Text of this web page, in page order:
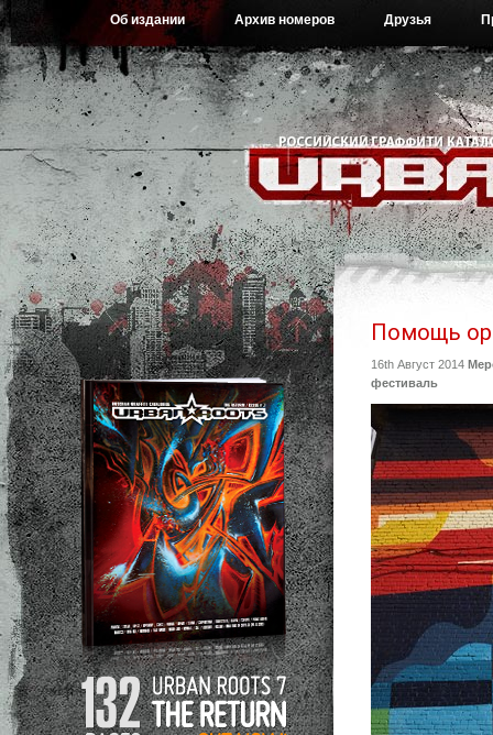
Об издании Архив номеров Друзья
Помощь
16th Август 2014
фестиваль